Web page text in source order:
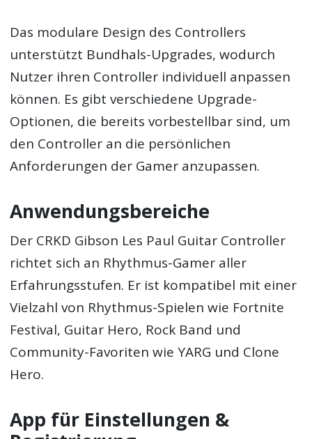
Das modulare Design des Controllers
unterstützt Bundhals-Upgrades, wodurch
Nutzer ihren Controller individuell anpassen
können. Es gibt verschiedene Upgrade-
Optionen, die bereits vorbestellbar sind, um
den Controller an die persönlichen
Anforderungen der Gamer anzupassen.
Anwendungsbereiche
Der CRKD Gibson Les Paul Guitar Controller
richtet sich an Rhythmus-Gamer aller
Erfahrungsstufen. Er ist kompatibel mit einer
Vielzahl von Rhythmus-Spielen wie Fortnite
Festival, Guitar Hero, Rock Band und
Community-Favoriten wie YARG und Clone
Hero.
App für Einstellungen &